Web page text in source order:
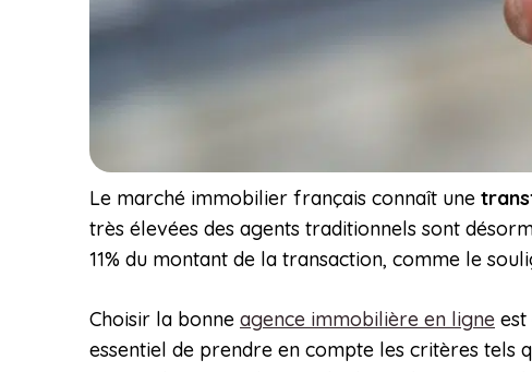
Le marché immobilier français connaît une
très élevées des agents traditionnels sont
11% du montant de la transaction, comme le
Choisir la bonne agence immobilière en ligne
essentiel de prendre en compte les critères tels